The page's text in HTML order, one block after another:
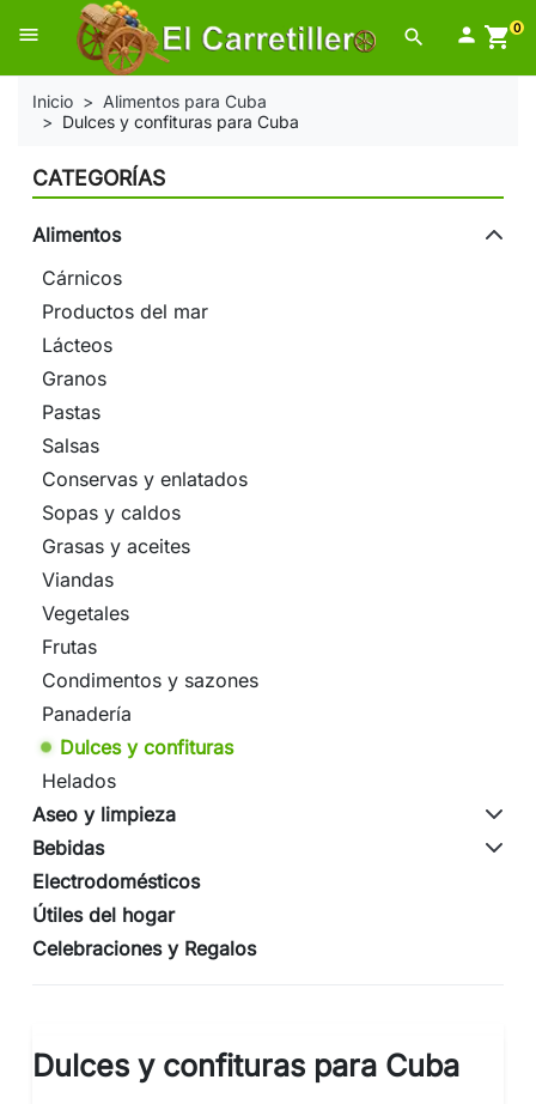
search
menu  shopping_cart0
Inicio
Alimentos para Cuba
Dulces y confituras para Cuba
CATEGORÍAS
Alimentos
Cárnicos
Productos del mar
Lácteos
Granos
Pastas
Salsas
Conservas y enlatados
Sopas y caldos
Grasas y aceites
Viandas
Vegetales
Frutas
Condimentos y sazones
Panadería
Dulces y confituras
Helados
Aseo y limpieza
Bebidas
Electrodomésticos
Útiles del hogar
Celebraciones y Regalos
Dulces y confituras para Cuba